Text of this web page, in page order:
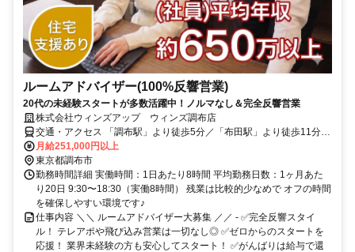
ルームアドバイザー(100%反響営業)
20代の未経験スタートが多数活躍中！ノルマなし＆完全反響営業
株式会社ウィンズアップ ウィンズ調布店
交通・アクセス 「調布駅」より徒歩5分／「布田駅」より徒歩11分／
「京王多摩川駅」より徒歩16分
月給251,000円以上
東京都調布市
勤務時間詳細 実働時間：1日あたり8時間 平均勤務日数：1ヶ月あた
り20日 9:30〜18:30（実働8時間） 残業は比較的少なめで オフの時間
を確保しやすい環境です♪
仕事内容 ＼＼ ルームアドバイザー大募集 ／／ - ✅完全反響スタイ
ル！ テレアポや飛び込み営業は一切なし◎ ✅ゼロからのスタートを
応援！ 業界未経験の方も安心してスタート！ ✅がんばりは給与で還